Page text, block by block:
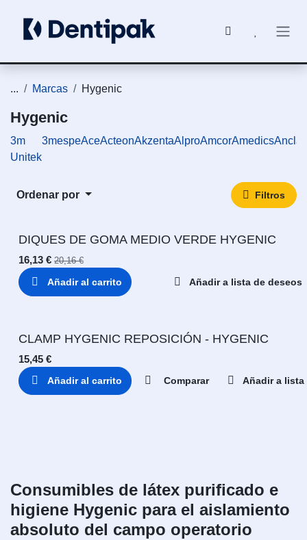
... Marcas Hygenic
Hygenic
3m
Unitek
3mespeAceActeonAkzentaAlproAmcorAmedics
Ordenar por Filtros
DIQUES DE GOMA MEDIO VERDE HYGENIC
16,13 € 20,16€
Añadir al carrito Añadir a lista de deseos
CLAMP HYGENIC REPOSICIÓN - HYGENIC
15,45 €
Añadir al carrito Comparar Añadir a lista
Consumibles de látex purificado e
higiene Hygenic para el aislamiento
absoluto del campo operatorio